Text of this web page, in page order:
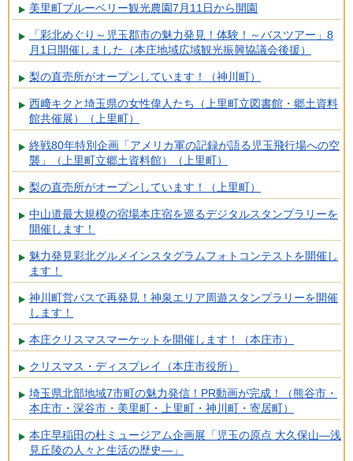
美里町ブルーベリー観光農園7月11日から開園
「彩北めぐり～児玉郡市の魅力発見！体験！～バスツアー」8
月1日開催しました（本庄地域広域観光振興協議会後援）
梨の直売所がオープンしています！（神川町）
西﨑キクと埼玉県の女性偉人たち（上里町立図書館・郷土資料
館共催展）（上里町）
終戦80年特別企画「アメリカ軍の記録が語る児玉飛行場への空
襲」（上里町立郷土資料館）（上里町）
梨の直売所がオープンしています！（上里町）
中山道最大規模の宿場本庄宿を巡るデジタルスタンプラリーを
開催します！
魅力発見彩北グルメインスタグラムフォトコンテストを開催し
ます！
神川町営バスで再発見！神泉エリア周遊スタンプラリーを開催
します！
本庄クリスマスマーケットを開催します！（本庄市）
クリスマス・ディスプレイ（本庄市役所）
埼玉県北部地域7市町の魅力発信！PR動画が完成！（熊谷市・
本庄市・深谷市・美里町・上里町・神川町・寄居町）
本庄早稲田の杜ミュージアム企画展「児玉の原点 大久保山―浅
見丘陵の人々と生活の歴史―」